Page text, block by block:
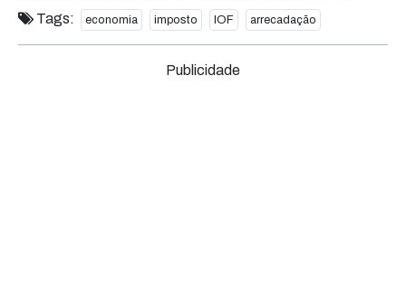
Tags: economia imposto IOF arrecadação
Publicidade